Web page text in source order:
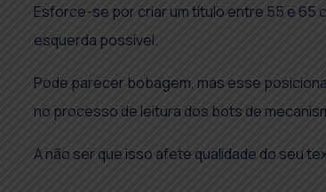
Esforce-se por criar um título entre 55 e 65
esquerda possível.
Pode parecer bobagem, mas esse
no processo de leitura dos bots de
A não ser que isso afete qualidade do seu